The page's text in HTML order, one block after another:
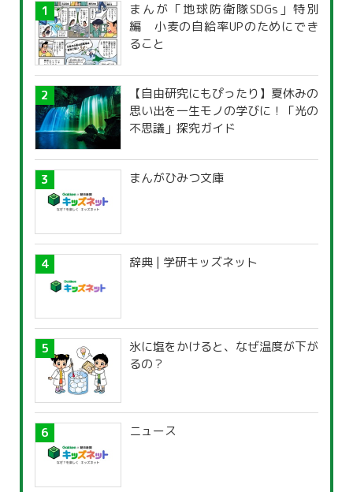
まんが「地球防衛隊SDGs」特別
編 小麦の自給率UPのためにでき
ること
【自由研究にもぴったり】夏休みの
思い出を一生モノの学びに！「光の
不思議」探究ガイド
まんがひみつ文庫
辞典 | 学研キッズネット
氷に塩をかけると、なぜ温度が下が
るの？
ニュース